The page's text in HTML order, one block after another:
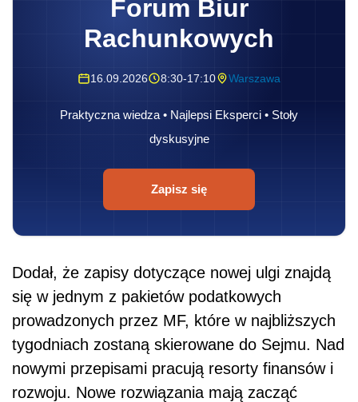
Forum Biur
Rachunkowych
16.09.2026 8:30-17:10 Warszawa
Praktyczna wiedza • Najlepsi Eksperci • Stoły
dyskusyjne
Zapisz się
Dodał, że zapisy dotyczące nowej ulgi znajdą
się w jednym z pakietów podatkowych
prowadzonych przez MF, które w najbliższych
tygodniach zostaną skierowane do Sejmu. Nad
nowymi przepisami pracują resorty finansów i
rozwoju. Nowe rozwiązania mają zacząć